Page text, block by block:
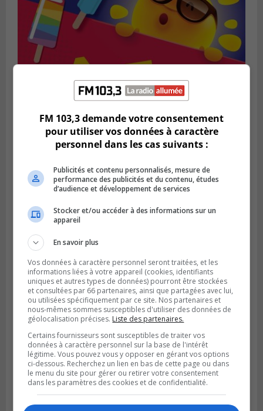
SAINT-BRUNO-DE-MONTARVILLE
Publié le 2 août 2026 à 08h06
La Fête des parcs est de retour à Saint-
SAINT-CATHERINE
Publié le 30 juillet 2026 à 07h58
Sainte-Catherine prolonge son aide
financière au Complexe Le Partage
FM 103,3 demande votre consentement
pour utiliser vos données à caractère
personnel dans les cas suivants :
Publicités et contenu personnalisés, mesure de
performance des publicités et du contenu, études
d’audience et développement de services
Stocker et/ou accéder à des informations sur un
appareil
En savoir plus
Vos données à caractère personnel seront traitées, et les
informations liées à votre appareil (cookies, identifiants
uniques et autres types de données) pourront être stockées
et consultées par 66 partenaires, ainsi que partagées avec lui,
ou utilisées spécifiquement par ce site. Nos partenaires et
nous-mêmes sommes susceptibles d'utiliser des données de
géolocalisation précises. Liste des partenaires.
Certains fournisseurs sont susceptibles de traiter vos
données à caractère personnel sur la base de l'intérêt
légitime. Vous pouvez vous y opposer en gérant vos options
ci-dessous. Recherchez un lien en bas de cette page ou dans
le menu du site pour gérer ou retirer votre consentement
dans les paramètres des cookies et de confidentialité.